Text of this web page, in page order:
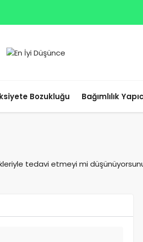
Bozukluğu Bağımlılık
tedavi etmeyi mi